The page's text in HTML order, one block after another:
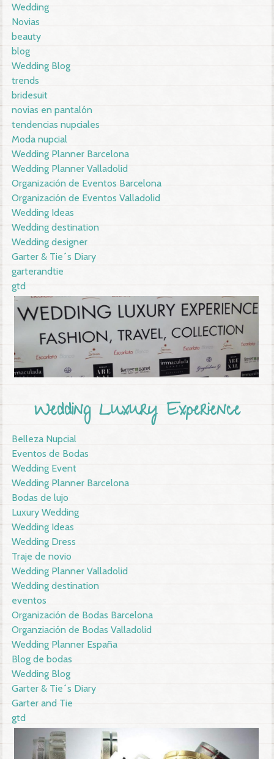
Wedding
Novias
beauty
blog
Wedding Blog
trends
bridesuit
novias en pantalón
tendencias nupciales
Moda nupcial
Wedding Planner Barcelona
Wedding Planner Valladolid
Organización de Eventos Barcelona
Organización de Eventos Valladolid
Wedding Ideas
Wedding destination
Wedding designer
Garter & Tie´s Diary
garterandtie
gtd
Wedding Luxury Experience
Belleza Nupcial
Eventos de Bodas
Wedding Event
Wedding Planner Barcelona
Bodas de lujo
Luxury Wedding
Wedding Ideas
Wedding Dress
Traje de novio
Wedding Planner Valladolid
Wedding destination
eventos
Organización de Bodas Barcelona
Organziación de Bodas Valladolid
Wedding Planner España
Blog de bodas
Wedding Blog
Garter & Tie´s Diary
Garter and Tie
gtd